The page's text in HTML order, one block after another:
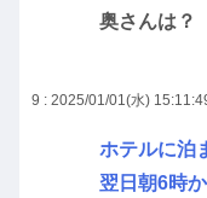
奥さんは？
9 : 2025/01/01(水)
ホテルに泊
翌日朝6時